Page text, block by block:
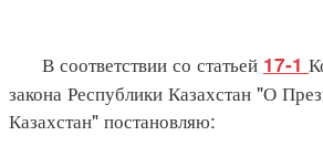
В соответствии со статьей 17-1
закона Республики Казахстан "О
Казахстан" постановляю: